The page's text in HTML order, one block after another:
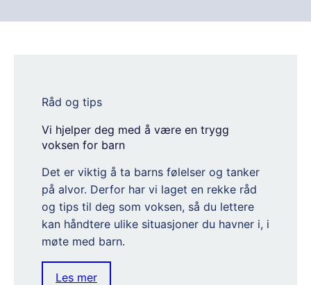
Råd og tips
Vi hjelper deg med å være en trygg
voksen for barn
Det er viktig å ta barns følelser og tanker
på alvor. Derfor har vi laget en rekke råd
og tips til deg som voksen, så du lettere
kan håndtere ulike situasjoner du havner i, i
møte med barn.
Les mer